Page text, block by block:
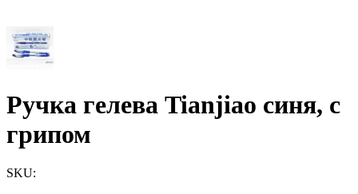
Ручка гелева Tianjiao синя, с
грипом
SKU: